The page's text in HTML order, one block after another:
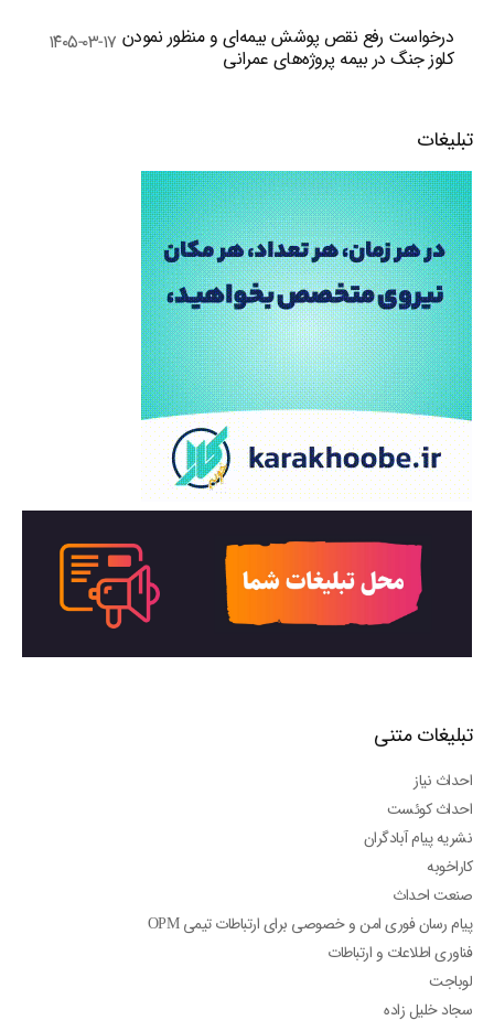
درخواست رفع نقص پوشش بیمه‌ای و منظور نمودن
کلوز جنگ در بیمه پروژه‌های عمرانی
۱۴۰۵-۰۳-۱۷
تبلیغات
تبلیغات متنی
احداث نیاز
احداث کوئست
نشریه پیام آبادگران
کاراخوبه
صنعت احداث
پیام رسان فوری امن و خصوصی برای ارتباطات تیمی OPM
فناوری اطلاعات و ارتباطات
لوباجت
سجاد خلیل زاده